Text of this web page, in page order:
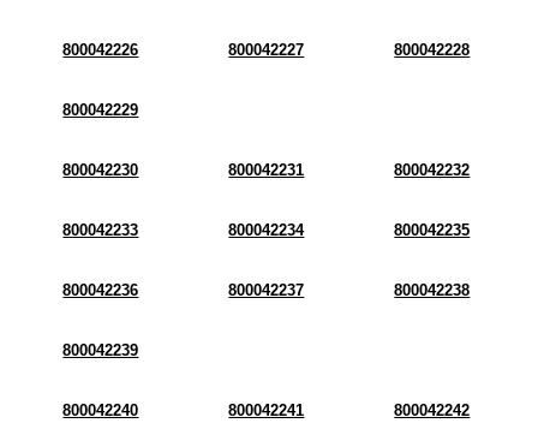
800042226 800042227 800042228
800042229
800042230 800042231 800042232
800042233 800042234 800042235
800042236 800042237 800042238
800042239
800042240 800042241 800042242